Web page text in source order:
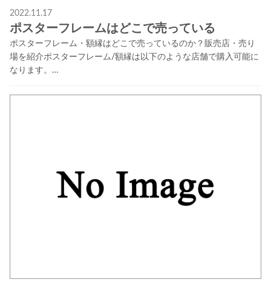
2022.11.17
ポスターフレームはどこで売っている
ポスターフレーム・額縁はどこで売っているのか？販売店・売り
場を紹介ポスターフレーム/額縁は以下のような店舗で購入可能に
なります。…